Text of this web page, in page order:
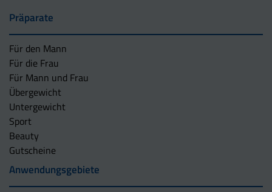
Präparate
Für den Mann
Für die Frau
Für Mann und Frau
Übergewicht
Untergewicht
Sport
Beauty
Gutscheine
Anwendungsgebiete